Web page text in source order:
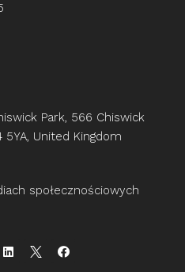
Park, 566 Chiswick
5YA, United Kingdom
społecznościowych